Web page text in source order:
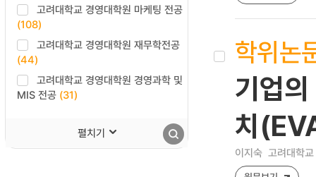
고려대학교 경영대학원 마케팅 전공
(108)
고려대학교 경영대학원 재무학전공
(44)
고려대학교 경영대학원 경영과학 및
MIS 전공 (31)
펼치기
학위논
기업
치
이지숙 고려대학